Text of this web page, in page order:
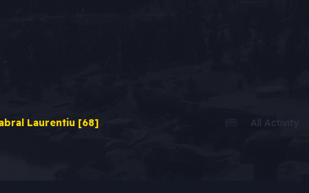
All Activity
Laurentiu [68]